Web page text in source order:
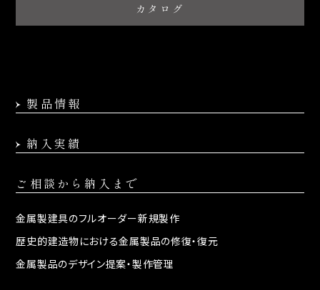
カタログ
製品情報
納入実績
ご相談から納入まで
金属製建具のフルオーダー新規製作
歴史的建造物における金属製品の修復・復元
金属製品のデザイン提案・製作管理